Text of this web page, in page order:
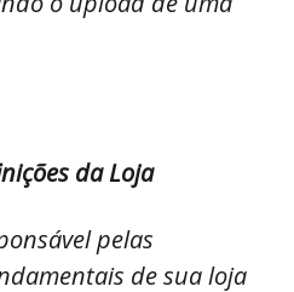
da Loja
pelas
de sua loja